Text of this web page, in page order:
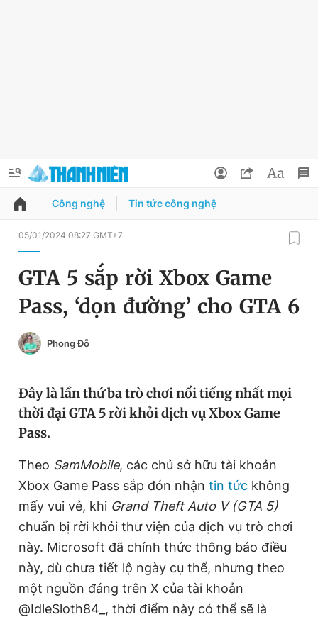
QUẢNG CÁO ĐẶT BÁO
Chuyên mục
Chuyên mục khác
Tin thị trường Tin 360
Sản phẩm khác
Tiện ích Bạn cần biết
Thông tin tòa soạn Liên hệ quảng cáo
Đổi mật khẩu
Tin đã lưu
Tin đã xem
Đăng xuất
Công nghệ Tin tức công nghệ
05/01/2024 08:27 GMT+7
GTA 5 sắp rời Xbox Game
Pass, ‘dọn đường’ cho GTA 6
Phong Đỗ
Đây là lần thứ ba trò chơi nổi tiếng nhất mọi
thời đại GTA 5 rời khỏi dịch vụ Xbox Game
Pass.
Theo SamMobile, các chủ sở hữu tài khoản
Xbox Game Pass sắp đón nhận tin tức không
mấy vui vẻ, khi Grand Theft Auto V (GTA 5)
chuẩn bị rời khỏi thư viện của dịch vụ trò chơi
này. Microsoft đã chính thức thông báo điều
này, dù chưa tiết lộ ngày cụ thể, nhưng theo
một nguồn đáng trên X của tài khoản
@IdleSloth84_, thời điểm này có thể sẽ là